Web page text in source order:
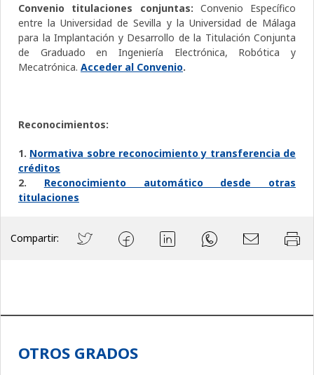
Convenio titulaciones conjuntas: Convenio Específico
entre la Universidad de Sevilla y la Universidad de Málaga
para la Implantación y Desarrollo de la Titulación Conjunta
de Graduado en Ingeniería Electrónica, Robótica y
Mecatrónica. Acceder al Convenio.
Reconocimientos:
1. Normativa sobre reconocimiento y transferencia de
créditos
2. Reconocimiento automático desde otras
titulaciones
Compartir:
OTROS GRADOS